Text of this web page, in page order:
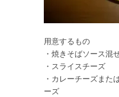
用意するもの
・焼きそばソース混
・スライスチーズ
・カレーチーズまた
ーズ